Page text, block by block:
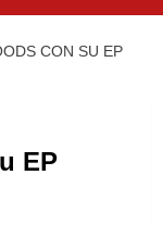
CON SU EP
EP